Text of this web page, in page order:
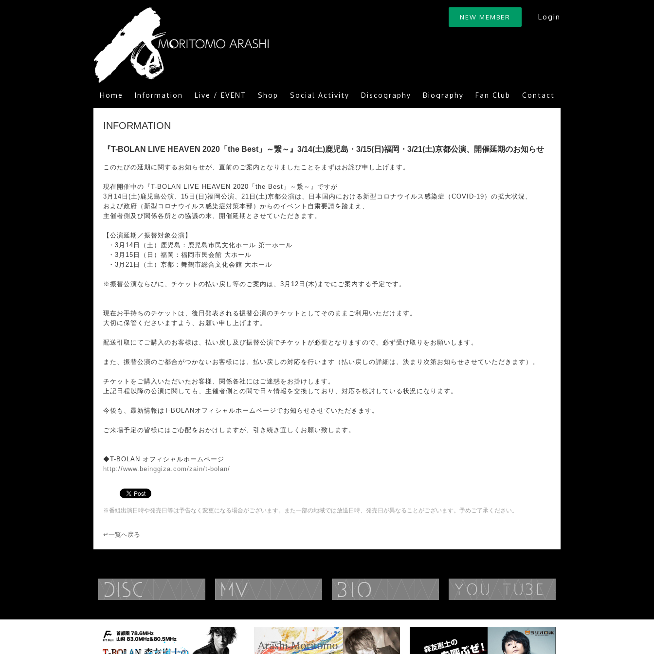
NEW MEMBER Login
Home Information Live / EVENT Shop Social Activity Discography Biography Fan Club Contact
INFORMATION
『T-BOLAN LIVE HEAVEN 2020「the Best」～繋～』3/14(土)鹿児島・3/15(日)福岡・3/21(土)京都公演、開催延期のお知らせ
このたびの延期に関するお知らせが、直前のご案内となりましたことをまずはお詫び申し上げます。
現在開催中の『T-BOLAN LIVE HEAVEN 2020「the Best」～繋～』ですが
3月14日(土)鹿児島公演、15日(日)福岡公演、21日(土)京都公演は、日本国内における新型コロナウイルス感染症（COVID-19）の拡大状況、
および政府（新型コロナウイルス感染症対策本部）からのイベント自粛要請を踏まえ、
主催者側及び関係各所との協議の末、開催延期とさせていただきます。
【公演延期／振替対象公演】
・3月14日（土）鹿児島：鹿児島市民文化ホール 第一ホール
・3月15日（日）福岡：福岡市民会館 大ホール
・3月21日（土）京都：舞鶴市総合文化会館 大ホール
※振替公演ならびに、チケットの払い戻し等のご案内は、3月12日(木)までにご案内する予定です。
現在お手持ちのチケットは、後日発表される振替公演のチケットとしてそのままご利用いただけます。
大切に保管くださいますよう、お願い申し上げます。
配送引取にてご購入のお客様は、払い戻し及び振替公演でチケットが必要となりますので、必ず受け取りをお願いします。
また、振替公演のご都合がつかないお客様には、払い戻しの対応を行います（払い戻しの詳細は、決まり次第お知らせさせていただきます）。
チケットをご購入いただいたお客様、関係各社にはご迷惑をお掛けします。
上記日程以降の公演に関しても、主催者側との間で日々情報を交換しており、対応を検討している状況になります。
今後も、最新情報はT-BOLANオフィシャルホームページでお知らせさせていただきます。
ご来場予定の皆様にはご心配をおかけしますが、引き続き宜しくお願い致します。
◆T-BOLAN オフィシャルホームページ
http://www.beinggiza.com/zain/t-bolan/
※番組出演日時や発売日等は予告なく変更になる場合がございます。また一部の地域では放送日時、発売日が異なることがございます。予めご了承ください。
↵一覧へ戻る
DISCOGRAPHY MUSIC VIDEO BIOGRAPHY